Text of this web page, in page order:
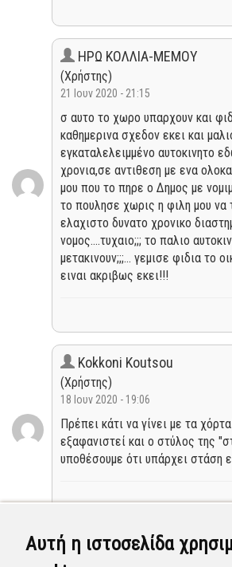
Αυτή η ιστοσελίδα
ΗΡΩ ΚΟΛΛΙΑ-ΜΕΜΟΥ
(Χρήστης)
21 Ιουν 2020 - 21:15
σ αυτο το χωρο υπαρχουν και
καθημερινα σχεδον εκει και
εγκαταλελειμμένο αυτοκινητο
χρονια,σε αντιθεση με ενα
μου που το πηρε ο Δημος με
το πουλησε χωρις η φιλη μου να
ελαχιστο δυνατο χρονικο
νομος....τυχαιο;;; το παλιο
μετακινουν;;;... γεμισε φιδια το
ειναι ακριβως εκει!!!
Kokkoni Koutsou
(Χρήστης)
18 Ιουν 2020 - 19:06
Πρέπει κάτι να γίνει με τα
εξαφανιστεί και ο στύλος της
υποθέσουμε ότι υπάρχει στάση
Kokkoni Koutsou